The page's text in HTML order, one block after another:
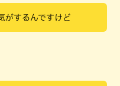
がするんですけど